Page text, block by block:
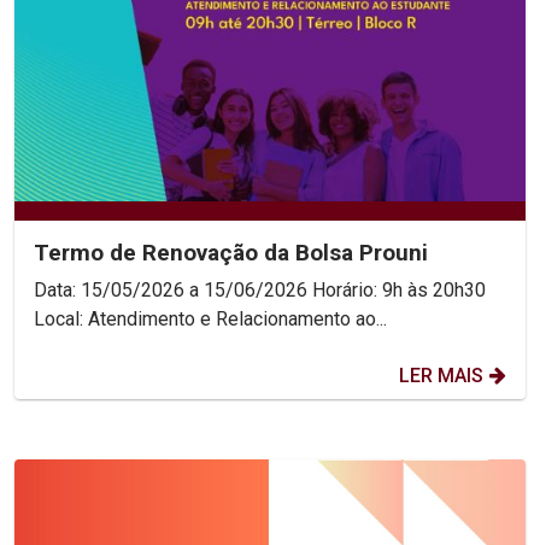
Termo de Renovação da Bolsa Prouni
Data: 15/05/2026 a 15/06/2026 Horário: 9h às 20h30
Local: Atendimento e Relacionamento ao...
LER MAIS